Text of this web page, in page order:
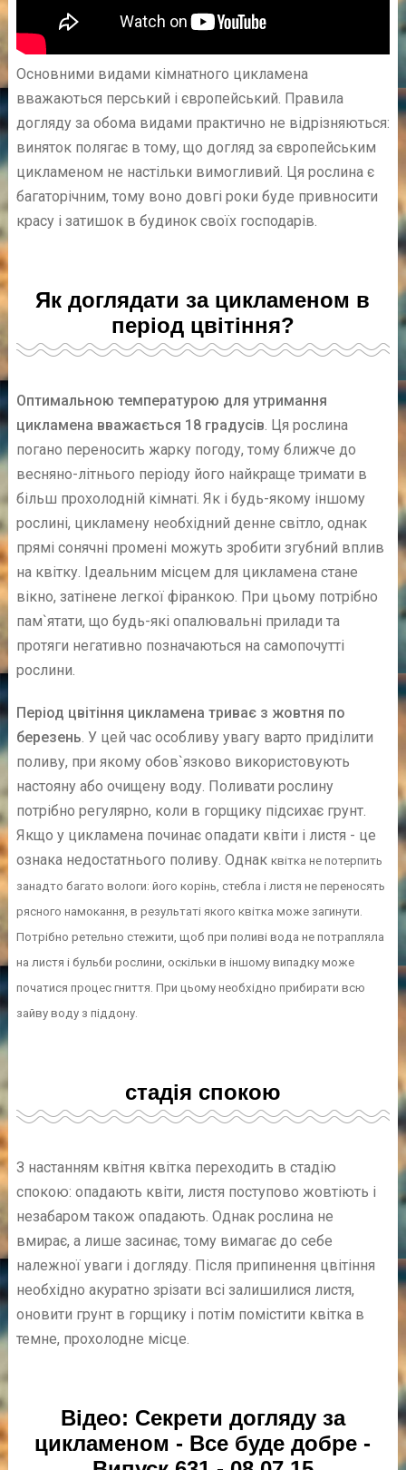
Основними видами кімнатного цикламена
вважаються перський і європейський. Правила
догляду за обома видами практично не відрізняються:
виняток полягає в тому, що догляд за європейським
цикламеном не настільки вимогливий. Ця рослина є
багаторічним, тому воно довгі роки буде привносити
красу і затишок в будинок своїх господарів.
Як доглядати за цикламеном в
період цвітіння?
Оптимальною температурою для утримання
цикламена вважається 18 градусів. Ця рослина
погано переносить жарку погоду, тому ближче до
весняно-літнього періоду його найкраще тримати в
більш прохолодній кімнаті. Як і будь-якому іншому
рослині, цикламену необхідний денне світло, однак
прямі сонячні промені можуть зробити згубний вплив
на квітку. Ідеальним місцем для цикламена стане
вікно, затінене легкої фіранкою. При цьому потрібно
пам`ятати, що будь-які опалювальні прилади та
протяги негативно позначаються на самопочутті
рослини.
Період цвітіння цикламена триває з жовтня по
березень. У цей час особливу увагу варто приділити
поливу, при якому обов`язково використовують
настояну або очищену воду. Поливати рослину
потрібно регулярно, коли в горщику підсихає грунт.
Якщо у цикламена починає опадати квіти і листя - це
ознака недостатнього поливу. Однак квітка не потерпить
занадто багато вологи: його корінь, стебла і листя не переносять
рясного намокання, в результаті якого квітка може загинути.
Потрібно ретельно стежити, щоб при поливі вода не потрапляла
на листя і бульби рослини, оскільки в іншому випадку може
початися процес гниття. При цьому необхідно прибирати всю
зайву воду з піддону.
стадія спокою
З настанням квітня квітка переходить в стадію
спокою: опадають квіти, листя поступово жовтіють і
незабаром також опадають. Однак рослина не
вмирає, а лише засинає, тому вимагає до себе
належної уваги і догляду. Після припинення цвітіння
необхідно акуратно зрізати всі залишилися листя,
оновити грунт в горщику і потім помістити квітка в
темне, прохолодне місце.
Відео: Секрети догляду за
цикламеном - Все буде добре -